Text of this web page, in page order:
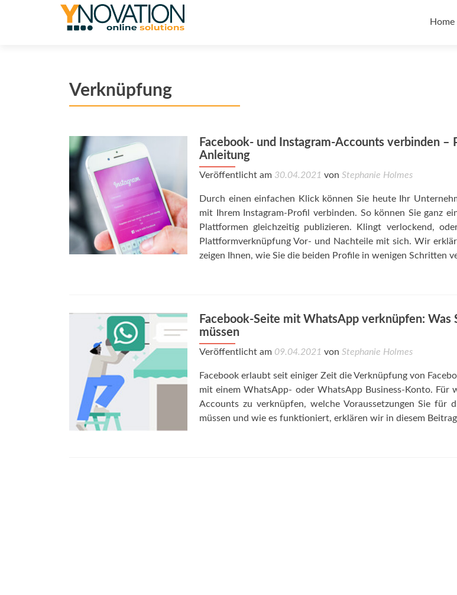
Home
Verknüpfung
Facebook- und Instagram-Accounts verbinden –
Anleitung
Veröffentlicht am 30.04.2021 von Stephanie Holmes
Durch einen einfachen Klick können Sie heute Ihr
mit Ihrem Instagram-Profil verbinden. So können Sie ganz
Plattformen gleichzeitig publizieren. Klingt verlockend,
Plattformverknüpfung Vor- und Nachteile mit sich. Wir
zeigen Ihnen, wie Sie die beiden Profile in wenigen Schritten
Facebook-Seite mit WhatsApp verknüpfen: Was
müssen
Veröffentlicht am 09.04.2021 von Stephanie Holmes
Facebook erlaubt seit einiger Zeit die Verknüpfung von
mit einem WhatsApp- oder WhatsApp Business-Konto. Für
Accounts zu verknüpfen, welche Voraussetzungen Sie für
müssen und wie es funktioniert, erklären wir in diesem